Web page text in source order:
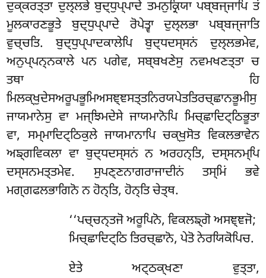
ਦੁਕ੍ਕਰਤ੍ਤਾ ਦੁਲ੍ਲਭੇ ਬੁਦ੍ਧੁਪ੍ਪਾਦੇ ਤਮਨੁਕ੍ਰਿਯਾ ਪਬ੍ਬਜ੍ਜਾਪਿ ਤਂ
ਮੂਲਕਾਰਣਭੂਤੇ ਬੁਦ੍ਧੁਪ੍ਪਾਦੇ ਰੋਪੇਤ੍ਵਾ ਦੁਲ੍ਲਭਾ ਪਬ੍ਬਜ੍ਜਾਤਿ
ਵੁਚ੍ਚਤਿ. ਬੁਦ੍ਧੁਪ੍ਪਾਦਕਾਲੇਪਿ ਬੁਦ੍ਧਦਸ੍ਸਨਂ ਦੁਲ੍ਲਭਮੇਵ,
ਅਨੁਪ੍ਪਨ੍ਨਕਾਲੇ ਪਨ ਪਗੇਵ, ਸਬ੍ਬਖਣੇਸੁ ਨਵਮਖਣਤ੍ਤਾ ਚ
ਤਥਾ ਹਿ
ਮਿਲਕ੍ਖੁਦੇਸਅਰੂਪਭੂਮਿਅਸਞ੍ਞਸਤ੍ਤਨਿਰਯਪੇਤਤਿਰਚ੍ਛਾਨਭੂਮੀਸੁ
ਜਾਯਮਾਨੇਸੁ ਵਾ ਮਜ੍ਝਿਮਦੇਸੇ ਜਾਯਮਾਨੋਪਿ ਮਿਚ੍ਛਾਦਿਟ੍ਠਿਭੂਤਾ
ਵਾ, ਸਮ੍ਮਾਦਿਟ੍ਠਿਕੁਲੇ ਜਾਯਮਾਨਾਪਿ ਚਕ੍ਖੁਸੋਤ ਵਿਕਲਭਾਵੇਨ
ਅਙ੍ਗਵਿਕਲਾ ਵਾ ਬੁਦ੍ਧਦਸ੍ਸਨਂ ਨ ਅਰਹਨ੍ਤਿ, ਦਸ੍ਸਨਮ੍ਪਿ
ਦਸ੍ਸਨਮਤ੍ਤਮੇਵ. ਸੁਪਣ੍ਣਨਾਗਰਾਜਾਦੀਨਂ ਤਸ੍ਮਿਂ ਭਵੇ
ਮਗ੍ਗਫਲਭਾਗਿਨੋ ਨ ਹੋਨ੍ਤਿ, ਹੋਨ੍ਤਿ ਚੇਤ੍ਥ.
‘‘ਪਚ੍ਚਨ੍ਤਜੋ ਅਰੂਪਿਨੋ, ਵਿਕਲਙ੍ਗੋ ਅਸਞ੍ਞਜੋ;
ਮਿਚ੍ਛਾਦਿਟ੍ਠਿ ਤਿਰਚ੍ਛਾਨੋ, ਪੇਤੋ ਨੇਰਯਿਕੋਪਿਚ.
ਏਤੇ ਅਟ੍ਠਕ੍ਖਣਾ ਵੁਤ੍ਤਾ,